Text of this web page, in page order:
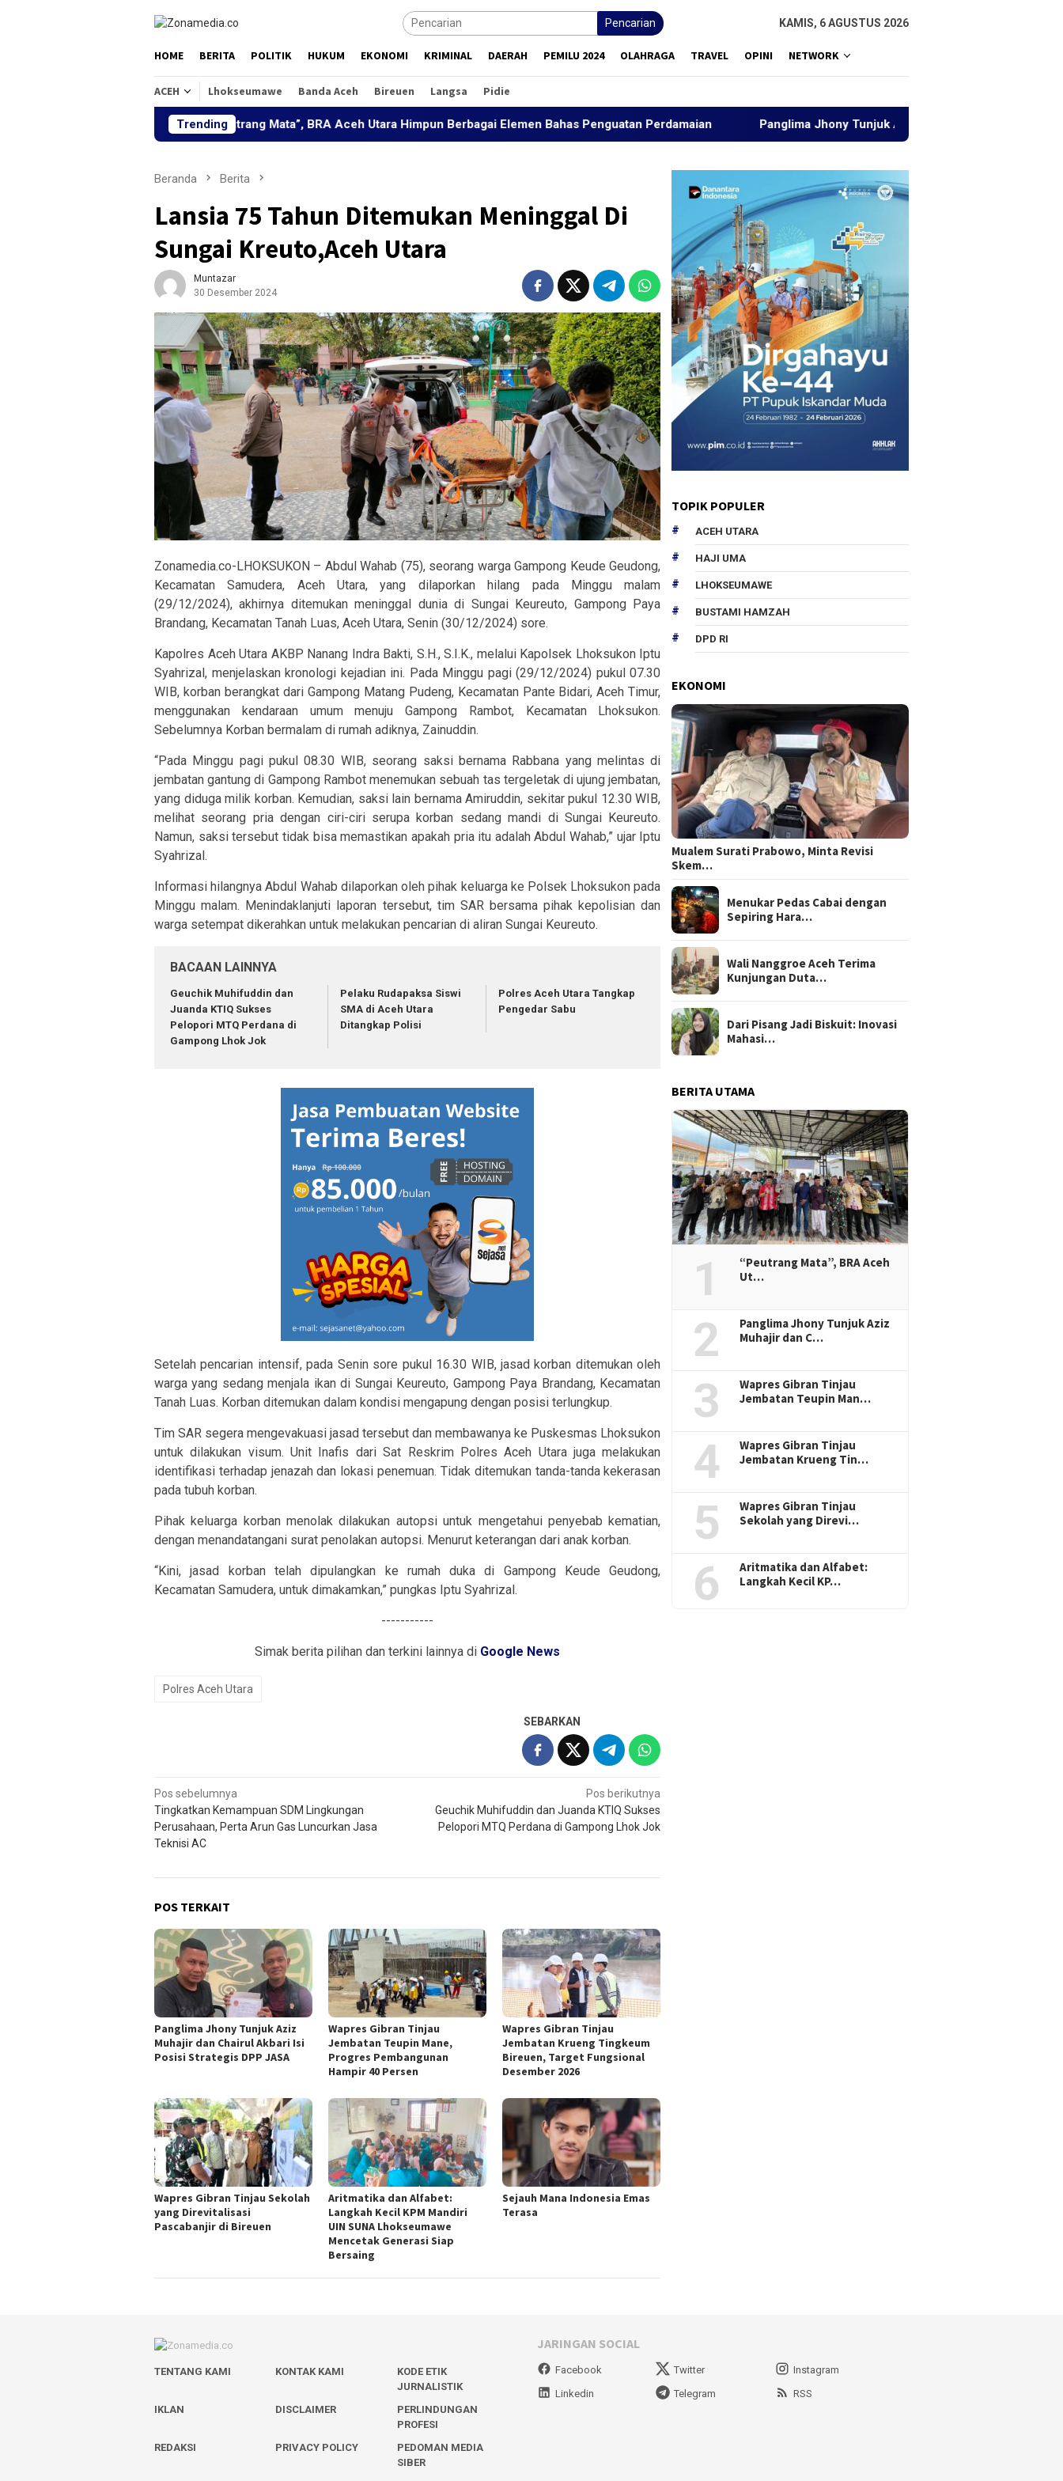
Pencarian KAMIS, 6 AGUSTUS 2026
HOME BERITA POLITIK HUKUM EKONOMI KRIMINAL DAERAH PEMILU 2024 OLAHRAGA TRAVEL OPINI NETWORK
ACEH Lhokseumawe Banda Aceh Bireuen Langsa Pidie
Trending
“Peutrang Mata”, BRA Aceh Utara Himpun Berbagai Elemen Bahas Penguatan Perdamaian Panglima Jhony Tunjuk Aziz Muhajir dan Chairul Akbari Isi Posisi
Beranda Berita
Lansia 75 Tahun Ditemukan Meninggal Di
Sungai Kreuto,Aceh Utara
Muntazar
30 Desember 2024
Zonamedia.co-LHOKSUKON – Abdul Wahab (75), seorang warga Gampong Keude Geudong,
Kecamatan Samudera, Aceh Utara, yang dilaporkan hilang pada Minggu malam
(29/12/2024), akhirnya ditemukan meninggal dunia di Sungai Keureuto, Gampong Paya
Brandang, Kecamatan Tanah Luas, Aceh Utara, Senin (30/12/2024) sore.
Kapolres Aceh Utara AKBP Nanang Indra Bakti, S.H., S.I.K., melalui Kapolsek Lhoksukon Iptu
Syahrizal, menjelaskan kronologi kejadian ini. Pada Minggu pagi (29/12/2024) pukul 07.30
WIB, korban berangkat dari Gampong Matang Pudeng, Kecamatan Pante Bidari, Aceh Timur,
menggunakan kendaraan umum menuju Gampong Rambot, Kecamatan Lhoksukon.
Sebelumnya Korban bermalam di rumah adiknya, Zainuddin.
“Pada Minggu pagi pukul 08.30 WIB, seorang saksi bernama Rabbana yang melintas di
jembatan gantung di Gampong Rambot menemukan sebuah tas tergeletak di ujung jembatan,
yang diduga milik korban. Kemudian, saksi lain bernama Amiruddin, sekitar pukul 12.30 WIB,
melihat seorang pria dengan ciri-ciri serupa korban sedang mandi di Sungai Keureuto.
Namun, saksi tersebut tidak bisa memastikan apakah pria itu adalah Abdul Wahab,” ujar Iptu
Syahrizal.
Informasi hilangnya Abdul Wahab dilaporkan oleh pihak keluarga ke Polsek Lhoksukon pada
Minggu malam. Menindaklanjuti laporan tersebut, tim SAR bersama pihak kepolisian dan
warga setempat dikerahkan untuk melakukan pencarian di aliran Sungai Keureuto.
BACAAN LAINNYA
Geuchik Muhifuddin dan
Juanda KTIQ Sukses
Pelopori MTQ Perdana di
Gampong Lhok Jok
Pelaku Rudapaksa Siswi
SMA di Aceh Utara
Ditangkap Polisi
Polres Aceh Utara Tangkap
Pengedar Sabu
Setelah pencarian intensif, pada Senin sore pukul 16.30 WIB, jasad korban ditemukan oleh
warga yang sedang menjala ikan di Sungai Keureuto, Gampong Paya Brandang, Kecamatan
Tanah Luas. Korban ditemukan dalam kondisi mengapung dengan posisi terlungkup.
Tim SAR segera mengevakuasi jasad tersebut dan membawanya ke Puskesmas Lhoksukon
untuk dilakukan visum. Unit Inafis dari Sat Reskrim Polres Aceh Utara juga melakukan
identifikasi terhadap jenazah dan lokasi penemuan. Tidak ditemukan tanda-tanda kekerasan
pada tubuh korban.
Pihak keluarga korban menolak dilakukan autopsi untuk mengetahui penyebab kematian,
dengan menandatangani surat penolakan autopsi. Menurut keterangan dari anak korban.
“Kini, jasad korban telah dipulangkan ke rumah duka di Gampong Keude Geudong,
Kecamatan Samudera, untuk dimakamkan,” pungkas Iptu Syahrizal.
-----------
Simak berita pilihan dan terkini lainnya di Google News
Polres Aceh Utara
SEBARKAN
Navigasi
pos
Pos sebelumnya
Tingkatkan Kemampuan SDM Lingkungan
Perusahaan, Perta Arun Gas Luncurkan Jasa
Teknisi AC
Pos berikutnya
Geuchik Muhifuddin dan Juanda KTIQ Sukses
Pelopori MTQ Perdana di Gampong Lhok Jok
POS TERKAIT
Panglima Jhony Tunjuk Aziz
Muhajir dan Chairul Akbari Isi
Posisi Strategis DPP JASA
Wapres Gibran Tinjau
Jembatan Teupin Mane,
Progres Pembangunan
Hampir 40 Persen
Wapres Gibran Tinjau
Jembatan Krueng Tingkeum
Bireuen, Target Fungsional
Desember 2026
Wapres Gibran Tinjau Sekolah
yang Direvitalisasi
Pascabanjir di Bireuen
Aritmatika dan Alfabet:
Langkah Kecil KPM Mandiri
UIN SUNA Lhokseumawe
Mencetak Generasi Siap
Bersaing
Sejauh Mana Indonesia Emas
Terasa
TOPIK POPULER
ACEH UTARA
HAJI UMA
LHOKSEUMAWE
BUSTAMI HAMZAH
DPD RI
EKONOMI
Mualem Surati Prabowo, Minta Revisi
Skem…
Menukar Pedas Cabai dengan
Sepiring Hara…
Wali Nanggroe Aceh Terima
Kunjungan Duta…
Dari Pisang Jadi Biskuit: Inovasi
Mahasi…
BERITA UTAMA
1
“Peutrang Mata”, BRA Aceh
Ut…
2
Panglima Jhony Tunjuk Aziz
Muhajir dan C…
3
Wapres Gibran Tinjau
Jembatan Teupin Man…
4
Wapres Gibran Tinjau
Jembatan Krueng Tin…
5
Wapres Gibran Tinjau
Sekolah yang Direvi…
6
Aritmatika dan Alfabet:
Langkah Kecil KP…
TENTANG KAMI KONTAK KAMI
KODE ETIK
JURNALISTIK
IKLAN
DISCLAIMER
PERLINDUNGAN
PROFESI
REDAKSI
PRIVACY POLICY
PEDOMAN MEDIA
SIBER
JARINGAN SOCIAL
Facebook Twitter
Instagram
Linkedin
Telegram RSS